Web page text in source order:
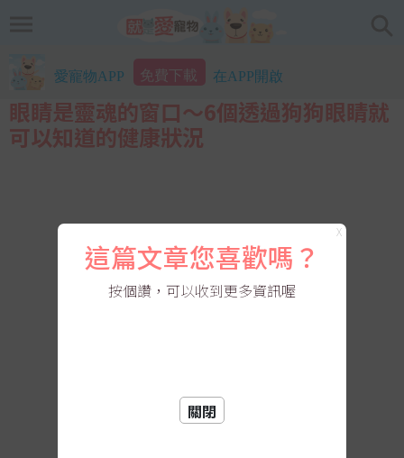
愛寵物APP 免費下載 在APP開啟
眼睛是靈魂的窗口～6個透過狗狗眼睛就
可以知道的健康狀況
X
這篇文章您喜歡嗎？
按個讚，可以收到更多資訊喔
關閉